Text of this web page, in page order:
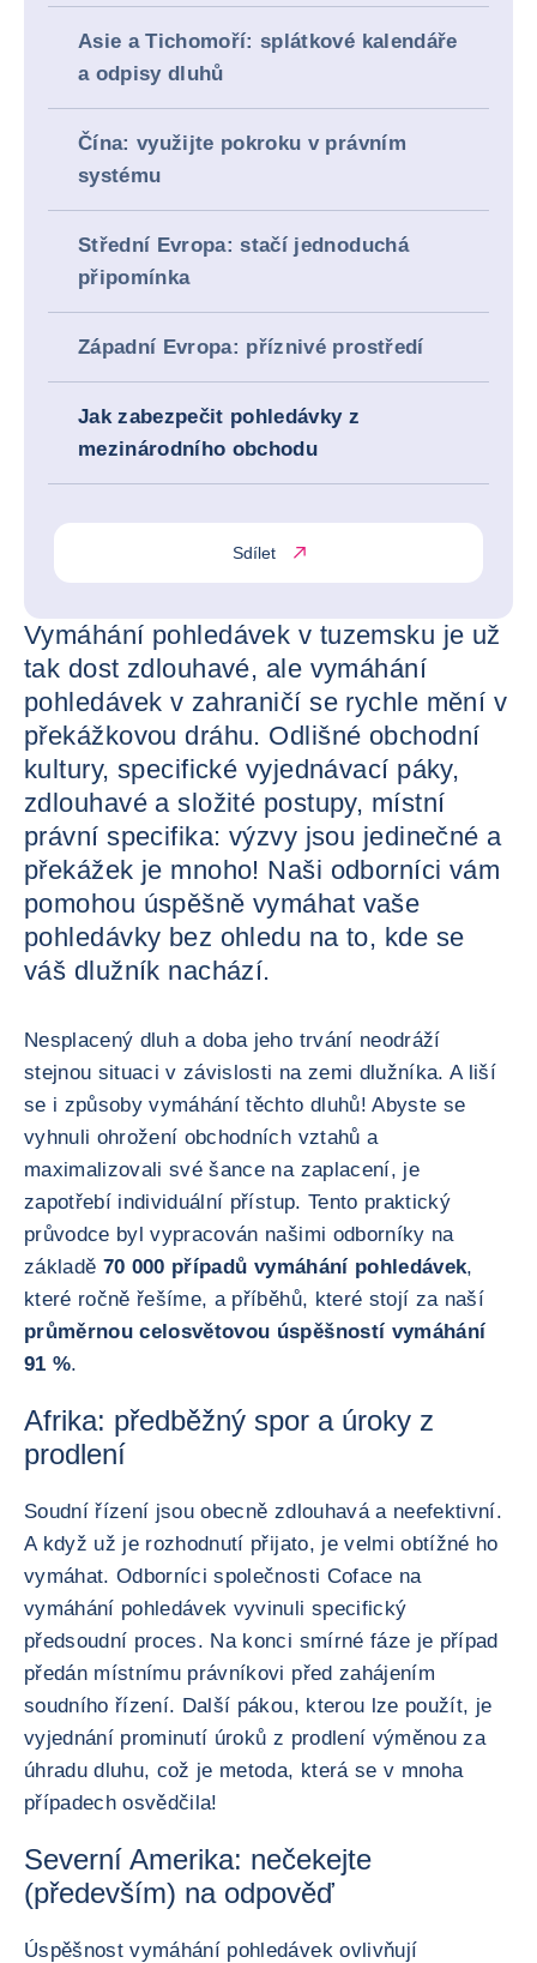
Asie a Tichomoří: splátkové kalendáře
a odpisy dluhů
Čína: využijte pokroku v právním
systému
Střední Evropa: stačí jednoduchá
připomínka
Západní Evropa: příznivé prostředí
Jak zabezpečit pohledávky z
mezinárodního obchodu
Sdílet
Vymáhání pohledávek v tuzemsku je už
tak dost zdlouhavé, ale vymáhání
pohledávek v zahraničí se rychle mění v
překážkovou dráhu. Odlišné obchodní
kultury, specifické vyjednávací páky,
zdlouhavé a složité postupy, místní
právní specifika: výzvy jsou jedinečné a
překážek je mnoho! Naši odborníci vám
pomohou úspěšně vymáhat vaše
pohledávky bez ohledu na to, kde se
váš dlužník nachází.
Nesplacený dluh a doba jeho trvání neodráží
stejnou situaci v závislosti na zemi dlužníka. A liší
se i způsoby vymáhání těchto dluhů! Abyste se
vyhnuli ohrožení obchodních vztahů a
maximalizovali své šance na zaplacení, je
zapotřebí individuální přístup. Tento praktický
průvodce byl vypracován našimi odborníky na
základě 70 000 případů vymáhání pohledávek,
které ročně řešíme, a příběhů, které stojí za naší
průměrnou celosvětovou úspěšností vymáhání
91 %.
Afrika: předběžný spor a úroky z
prodlení
Soudní řízení jsou obecně zdlouhavá a neefektivní.
A když už je rozhodnutí přijato, je velmi obtížné ho
vymáhat. Odborníci společnosti Coface na
vymáhání pohledávek vyvinuli specifický
předsoudní proces. Na konci smírné fáze je případ
předán místnímu právníkovi před zahájením
soudního řízení. Další pákou, kterou lze použít, je
vyjednání prominutí úroků z prodlení výměnou za
úhradu dluhu, což je metoda, která se v mnoha
případech osvědčila!
Severní Amerika: nečekejte
(především) na odpověď
Úspěšnost vymáhání pohledávek ovlivňují